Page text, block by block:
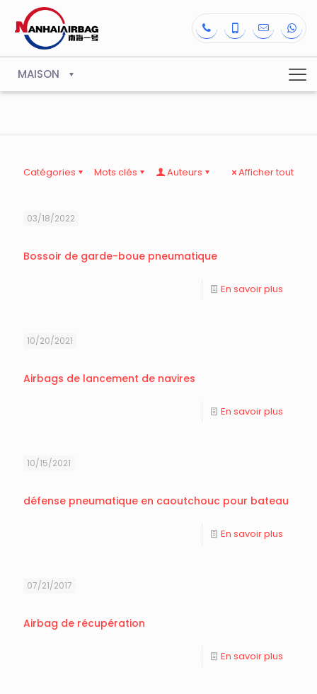
MAISON
Catégories Mots clés Auteurs Afficher tout
03/18/2022
Bossoir de garde-boue pneumatique
En savoir plus
10/20/2021
Airbags de lancement de navires
En savoir plus
10/15/2021
défense pneumatique en caoutchouc pour bateau
En savoir plus
07/21/2017
Airbag de récupération
En savoir plus